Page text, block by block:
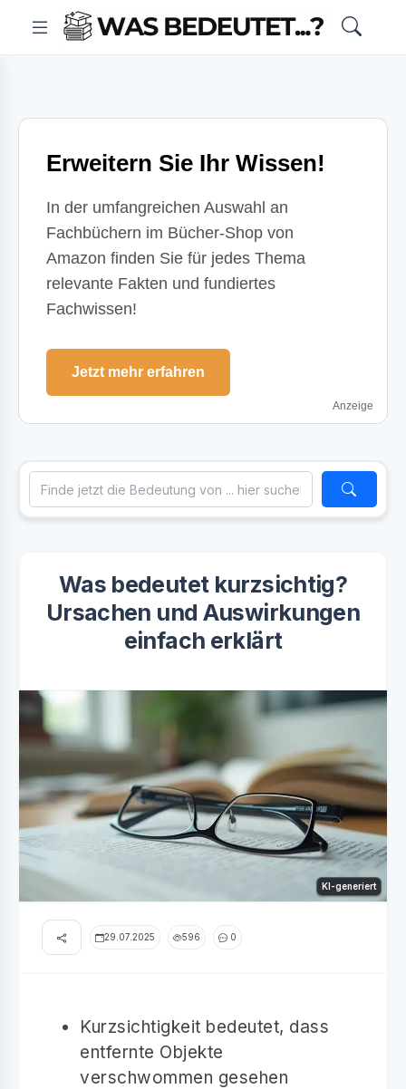
Erweitern Sie Ihr Wissen!
In der umfangreichen Auswahl an
Fachbüchern im Bücher-Shop von
Amazon finden Sie für jedes Thema
relevante Fakten und fundiertes
Fachwissen!
Jetzt mehr erfahren
Anzeige
Was bedeutet kurzsichtig?
Ursachen und Auswirkungen
einfach erklärt
KI-generiert
29.07.2025 596 0
Kurzsichtigkeit bedeutet, dass
entfernte Objekte
verschwommen gesehen